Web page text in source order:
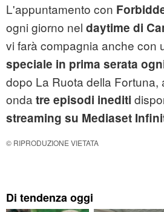
L'appuntamento con
ogni giorno nel daytime di
vi farà compagnia anche con
speciale in prima serata
dopo La Ruota della Fortuna,
onda tre episodi inediti
streaming su Mediaset
© RIPRODUZIONE VIETATA
Di tendenza oggi